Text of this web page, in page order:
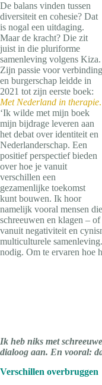
De balans vinden tussen
diversiteit en cohesie? Dat
is nogal een uitdaging.
Maar de kracht? Die zit
juist in die pluriforme
samenleving volgens Kiza.
Zijn passie voor verbinding
en burgerschap leidde in
2021 tot zijn eerste boek:
Met Nederland in therapie.
‘Ik wilde met mijn boek
mijn bijdrage leveren aan
het debat over identiteit en
Nederlanderschap. Een
positief perspectief bieden
over hoe je vanuit
verschillen een
gezamenlijke toekomst
kunt bouwen. Ik hoor
namelijk vooral mensen die
schreeuwen en klagen – of
vanuit negativiteit en
multiculturele
nodig. Om te ervaren hoe
Ik heb niks met
dialoog aan. En vooral:
Verschillen overbruggen